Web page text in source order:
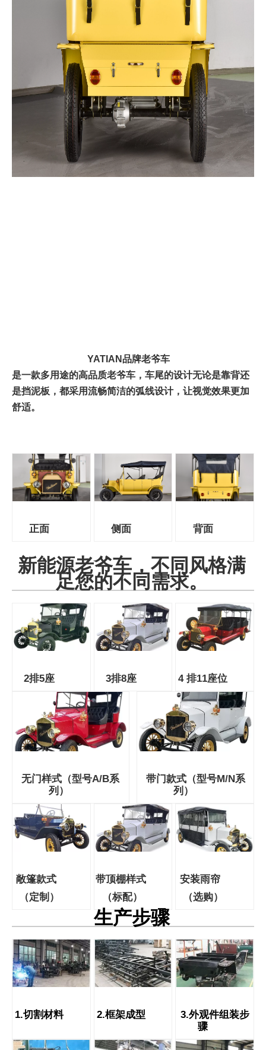
YATIAN品牌老爷车
是一款多用途的高品质老爷车，车尾的设计无论是靠背还
是挡泥板，都采用流畅简洁的弧线设计，让视觉效果更加
舒适。
正面 侧面 背面
新能源老爷车，不同风格满
足您的不同需求。
2排5座 3排8座 4 排11座位
无门样式（型号A/B系
列）
带门款式（型号M/N系
列）
敞篷款式
（定制）
带顶棚样式
（标配）
安装雨帘
（选购）
生产步骤
1.切割材料 2.框架成型
3.外观件组装步
骤